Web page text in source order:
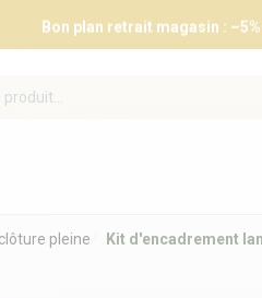
Bon plan retrait magasin : –5%
pleine Kit d'encadrement